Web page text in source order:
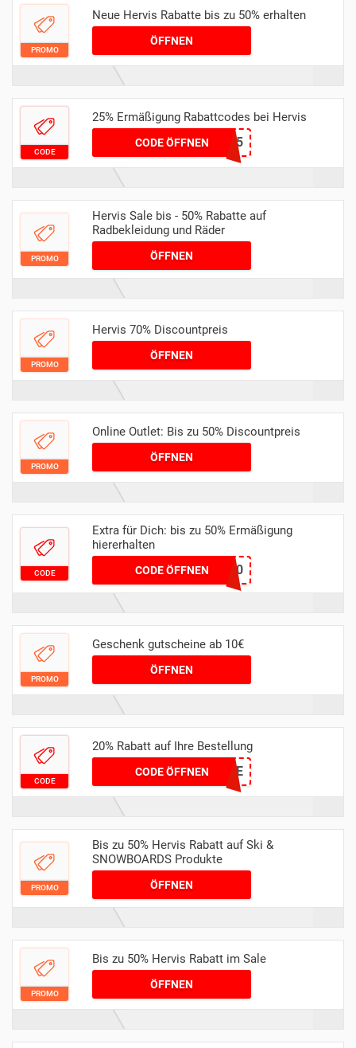
PROMO
Neue Hervis Rabatte bis zu 50% erhalten
ÖFFNEN
CODE
25% Ermäßigung Rabattcodes bei Hervis
CODE ÖFFNENRAD25
PROMO
Hervis Sale bis - 50% Rabatte auf
Radbekleidung und Räder
ÖFFNEN
PROMO
Hervis 70% Discountpreis
ÖFFNEN
PROMO
Online Outlet: Bis zu 50% Discountpreis
ÖFFNEN
CODE
Extra für Dich: bis zu 50% Ermäßigung
hiererhalten
CODE ÖFFNENDRESS50
PROMO
Geschenk gutscheine ab 10€
ÖFFNEN
CODE
20% Rabatt auf Ihre Bestellung
CODE ÖFFNENSINGLE
PROMO
Bis zu 50% Hervis Rabatt auf Ski &
SNOWBOARDS Produkte
ÖFFNEN
PROMO
Bis zu 50% Hervis Rabatt im Sale
ÖFFNEN